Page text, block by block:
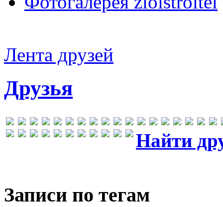
Лента друзей
Друзья
Найти
Записи по тегам